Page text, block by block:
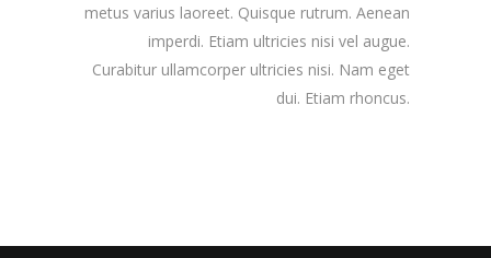
metus varius laoreet. Quisque rutrum. Aenean
imperdi. Etiam ultricies nisi vel augue.
Curabitur ullamcorper ultricies nisi. Nam eget
dui. Etiam rhoncus.